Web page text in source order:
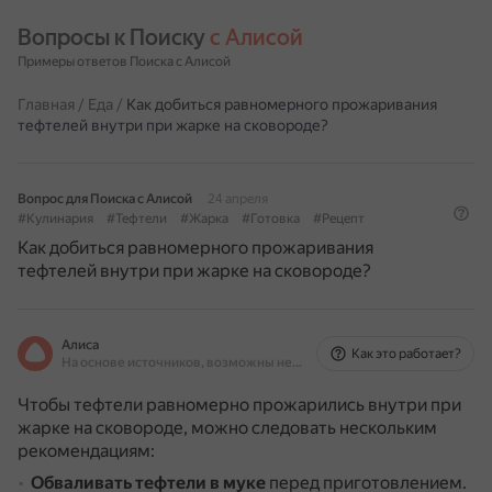
Вопросы к Поиску с Алисой
Примеры ответов Поиска с Алисой
Главная / Еда / Как добиться равномерного прожаривания
тефтелей внутри при жарке на сковороде?
Вопрос для Поиска с Алисой
24 апреля
#Кулинария
#Тефтели #Жарка #Готовка #Рецепт
Как добиться равномерного прожаривания
тефтелей внутри при жарке на сковороде?
Алиса
На основе источников, возможны неточности
Как это работает?
Чтобы тефтели равномерно прожарились внутри при
жарке на сковороде, можно следовать нескольким
рекомендациям:
Обваливать тефтели в муке перед приготовлением.